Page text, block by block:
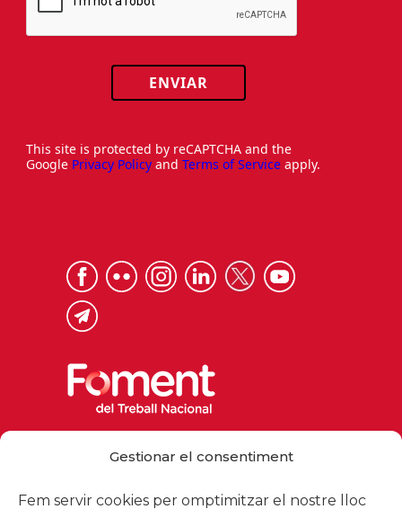
Gestionar el consentiment
Fem servir cookies per omptimitzar el nostre lloc
ENVIAR
This site is protected by reCAPTCHA and the
Google Privacy Policy and Terms of Service apply.
foment@foment.com